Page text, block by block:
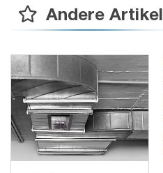
Andere Artikel